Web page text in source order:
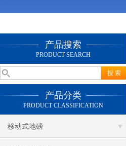
产品搜索
PRODUCT SEARCH
产品分类
PRODUCT CLASSIFICATION
移动式地磅